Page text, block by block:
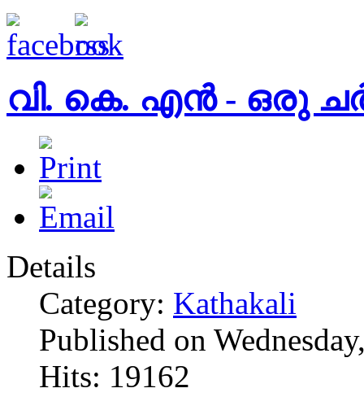
വി. കെ. എൻ - ഒരു
Details
Category: Kathakali
Published on
Hits: 19162